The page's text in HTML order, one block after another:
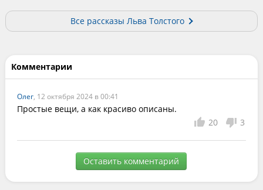
Все рассказы Льва Толстого
Комментарии
Олег, 12 октября 2024 в 00:41
Простые вещи, а как красиво описаны.
20
3
Оставить комментарий